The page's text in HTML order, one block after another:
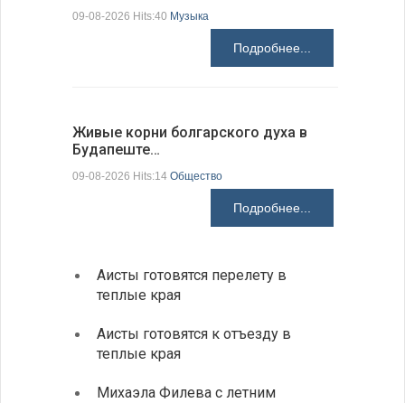
09-08-2026 Hits:40 Музыка
Подробнее...
Живые корни болгарского духа в
Будапеште…
09-08-2026 Hits:14 Общество
Подробнее...
Аисты готовятся перелету в
теплые края
Аисты готовятся к отъезду в
теплые края
Михаэла Филева с летним